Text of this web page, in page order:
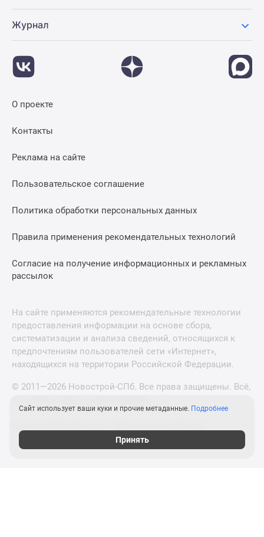
Журнал
О проекте
Контакты
Реклама на сайте
Пользовательское соглашение
Политика обработки персональных данных
Правила применения рекомендательных технологий
Согласие на получение информационных и рекламных
рассылок
На сайте применяются рекомендательные технологии
предоставления информации на основе сбора,
систематизации и анализа сведений, относящихся к
предпочтениям пользователей сети «Интернет»,
находящихся на территории Российской Федерации.
© 2011—2026 Новострой-СПб. Все права защищены. Всё,
Сайт использует ваши куки и прочие метаданные. Подробнее
Принять